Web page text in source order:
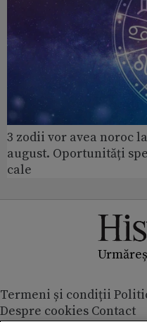
3 zodii vor avea noroc
august. Oportunități
cale
Termeni și condiții
Despre cookies Contact